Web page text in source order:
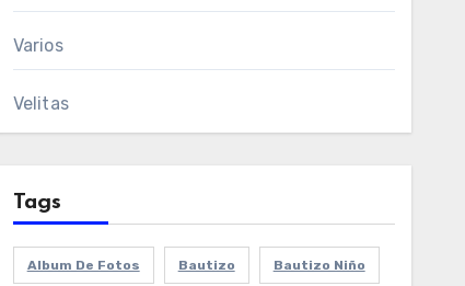
Varios
Velitas
Tags
Album De Fotos Bautizo Bautizo Niño